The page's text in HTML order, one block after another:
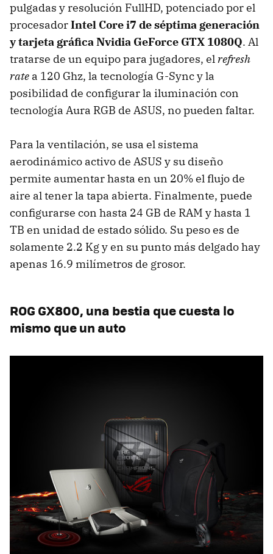
pulgadas y resolución FullHD, potenciado por el
procesadorIntel Core i7 de séptima generación
y tarjeta gráfica Nvidia GeForce GTX 1080Q. Al
tratarse de un equipo para jugadores, elrefresh
rate a 120 Ghz, la tecnología G-Sync y la
posibilidad de configurar la iluminación con
tecnología Aura RGB de ASUS, no pueden faltar.
Para la ventilación, se usa el sistema
aerodinámico activo de ASUS y su diseño
permite aumentar hasta en un 20% el flujo de
aire al tener la tapa abierta. Finalmente, puede
configurarse con hasta 24 GB de RAM y hasta 1
TB en unidad de estado sólido. Su peso es de
solamente 2.2 Kg y en su punto más delgado hay
apenas 16.9 milímetros de grosor.
ROG GX800, una bestia que cuesta lo
mismo que un auto